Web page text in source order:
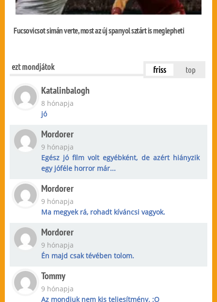
Fucsovicsot simán verte, most az új spanyol sztárt is meglepheti
ezt mondjátok friss top
Katalinbalogh
8 hónapja
jó
Mordorer
9 hónapja
Egész jó film volt egyébként, de azért hiányzik
egy jóféle horror már...
Mordorer
9 hónapja
Ma megyek rá, rohadt kíváncsi vagyok.
Mordorer
9 hónapja
Én majd csak tévében tolom.
Tommy
9 hónapja
Az mondjuk nem kis teljesítmény. :O